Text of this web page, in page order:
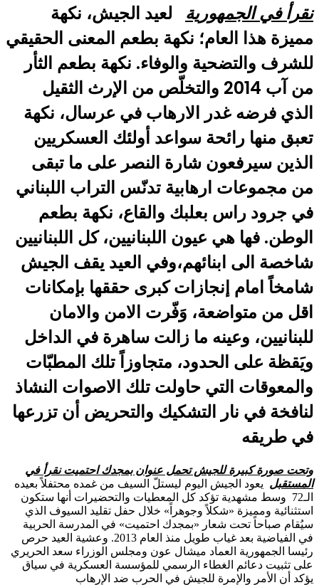
نقرأ في الجمهورية لعيد الجيش، نكهة
مميزة هذا العام؛ نكهة بطعم المعنى الحقيقي
للشرف والتضحية والوفاء. نكهة بطعم الثأر
من آب 2014 والتخلّص من الإرث الثقيل
الذي فرضه غدر الارهاب في عرسال، نكهة
تعبق منها رائحة سواعد أولئك العسكريين
الذين سيرفعون شارة النصر على ما تبقى
من مجموعات ارهابية تدنّس التراب اللبناني
في جرود راس بعلبك والقاع، نكهة بطعم
الوطن. فها هي عيون اللبنانيين، كل اللبنانيين
شاخصة الى ابنائهم،وفي العيد يقف الجيش
شامخاً امام إنجازات كبرى حققها بإمكانات
اقل من متواضعة، وَفّرت الامن والامان
للبنانيين، وعينه ما زالت ساهرة في الداخل
ويَقظة على الحدود، متجاوزاً تلك المطبّات
والمعوقات التي حاولت تلك الاصوات النشاذ
لنافخة في نار التشكيك والتحريض أن تزرعها
في طريقه
وتحت صورة كبيرة للجيش تحمل عنوان بمجدك احتميت نقرأ في
المستقبل يعود الجيش اليوم ليستلّ السيف من غمده محتفلاً بعيده
الـ72 وسط مشهدية تؤكد كل المعطيات والتحضيرات أنها ستكون
استثنائية ومميزة «شكلاً وجوهراً» خلال حفل تقليد السيوف الذي
سيُقام صباحاً تحت شعار «بمجدك احتميت» في المدرسة الحربية
في الفياضية بعد غياب طويل منذ العام 2013. وعشية العيد حرص
رئيسا الجمهورية العماد ميشال عون ومجلس الوزراء سعد الحريري
على تثبيت دعائم الغطاء الرسمي للمؤسسة العسكرية في سياق
يؤكد أن الأمر والإمرة للجيش في الحرب ضد الإرهاب